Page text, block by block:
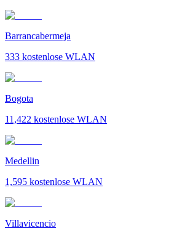
Barrancabermeja
333 kostenlose WLAN
Bogota
11,422 kostenlose WLAN
Medellin
1,595 kostenlose WLAN
Villavicencio